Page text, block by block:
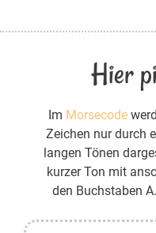
Hier
Im Morsecode
Zeichen nur durch
langen Tönen
kurzer Ton mit
den Buchstaben